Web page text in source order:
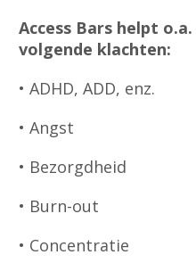
Access Bars helpt
volgende klachten:
• ADHD, ADD, enz.
• Angst
• Bezorgdheid
• Burn-out
• Concentratie